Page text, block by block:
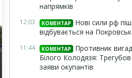
напрямків
12:03 КОМЕНТАР
Нові сили рф
відбувається на
11:44 КОМЕНТАР
Противник
Білого Колодязя:
заяви окупантів